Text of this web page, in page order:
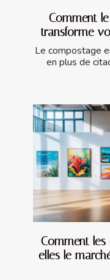
Comment
transforme
Le compostage
en plus de
Comment les
elles le